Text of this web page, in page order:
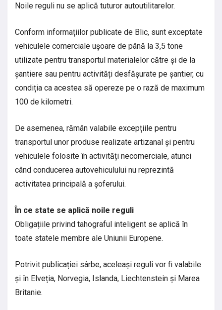
Noile reguli nu se aplică tuturor autoutilitarelor.
Conform informațiilor publicate de Blic, sunt exceptate
vehiculele comerciale ușoare de până la 3,5 tone
utilizate pentru transportul materialelor către și de la
șantiere sau pentru activități desfășurate pe șantier, cu
condiția ca acestea să opereze pe o rază de maximum
100 de kilometri.
De asemenea, rămân valabile excepțiile pentru
transportul unor produse realizate artizanal și pentru
vehiculele folosite în activități necomerciale, atunci
când conducerea autovehiculului nu reprezintă
activitatea principală a șoferului.
În ce state se aplică noile reguli
Obligațiile privind tahograful inteligent se aplică în
toate statele membre ale Uniunii Europene.
Potrivit publicației sârbe, aceleași reguli vor fi valabile
și în Elveția, Norvegia, Islanda, Liechtenstein și Marea
Britanie.